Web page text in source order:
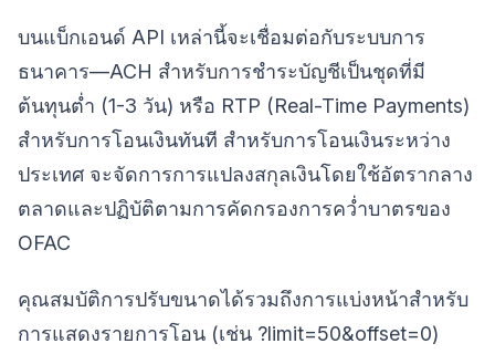
บนแบ็กเอนด์ API เหล่านี้จะเชื่อมต่อกับระบบการ
ธนาคาร—ACH สำหรับการชำระบัญชีเป็นชุดที่มี
ต้นทุนต่ำ (1-3 วัน) หรือ RTP (Real-Time Payments)
สำหรับการโอนเงินทันที สำหรับการโอนเงินระหว่าง
ประเทศ จะจัดการการแปลงสกุลเงินโดยใช้อัตรากลาง
ตลาดและปฏิบัติตามการคัดกรองการคว่ำบาตรของ
OFAC
คุณสมบัติการปรับขนาดได้รวมถึงการแบ่งหน้าสำหรับ
การแสดงรายการโอน (เช่น ?limit=50&offset=0)